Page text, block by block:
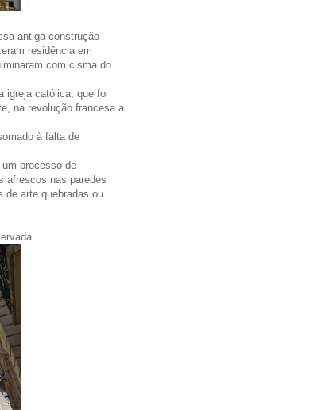
antiga construção
residência em
com cisma do
igreja católica, que foi
na revolução francesa a
à falta de
processo de
afrescos nas paredes
de arte quebradas ou